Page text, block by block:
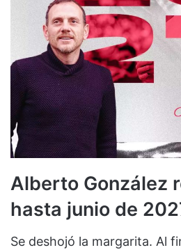
Alberto González
hasta junio de
Se deshojó la margarita. Al